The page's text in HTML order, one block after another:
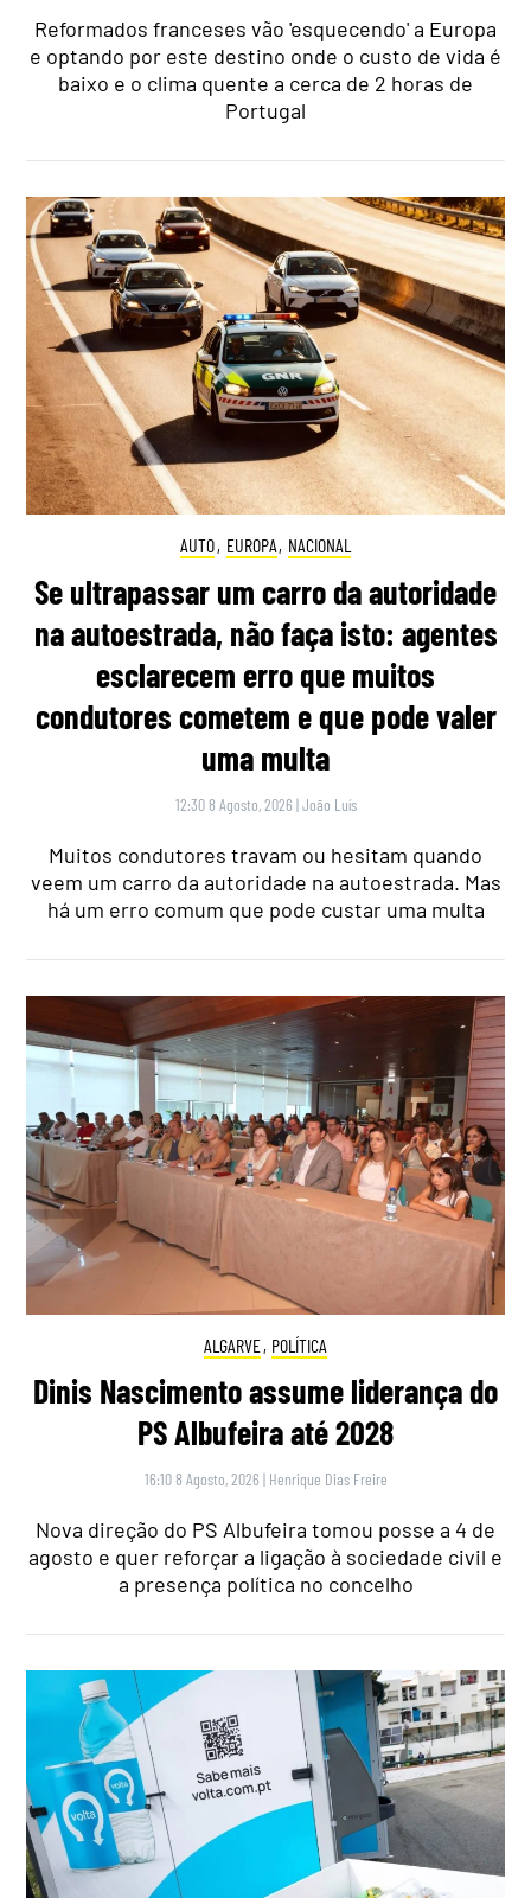
Reformados franceses vão 'esquecendo' a Europa
e optando por este destino onde o custo de vida é
baixo e o clima quente a cerca de 2 horas de
Portugal
AUTO, EUROPA, NACIONAL
Se ultrapassar um carro da autoridade
na autoestrada, não faça isto: agentes
esclarecem erro que muitos
condutores cometem e que pode valer
uma multa
12:30 8 Agosto, 2026 |João Luís
Muitos condutores travam ou hesitam quando
veem um carro da autoridade na autoestrada. Mas
há um erro comum que pode custar uma multa
ALGARVE, POLÍTICA
Dinis Nascimento assume liderança do
PS Albufeira até 2028
16:10 8 Agosto, 2026 | Henrique Dias Freire
Nova direção do PS Albufeira tomou posse a 4 de
agosto e quer reforçar a ligação à sociedade civil e
a presença política no concelho